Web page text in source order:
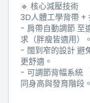
🔹 核心減壓技術
3D人體工學背帶 +
- 肩帶自動調節 至
求（胖瘦皆適用）。
- 闊到窄的設計避
更舒適。
- 可調節背幅系統
同身高與發育階段。